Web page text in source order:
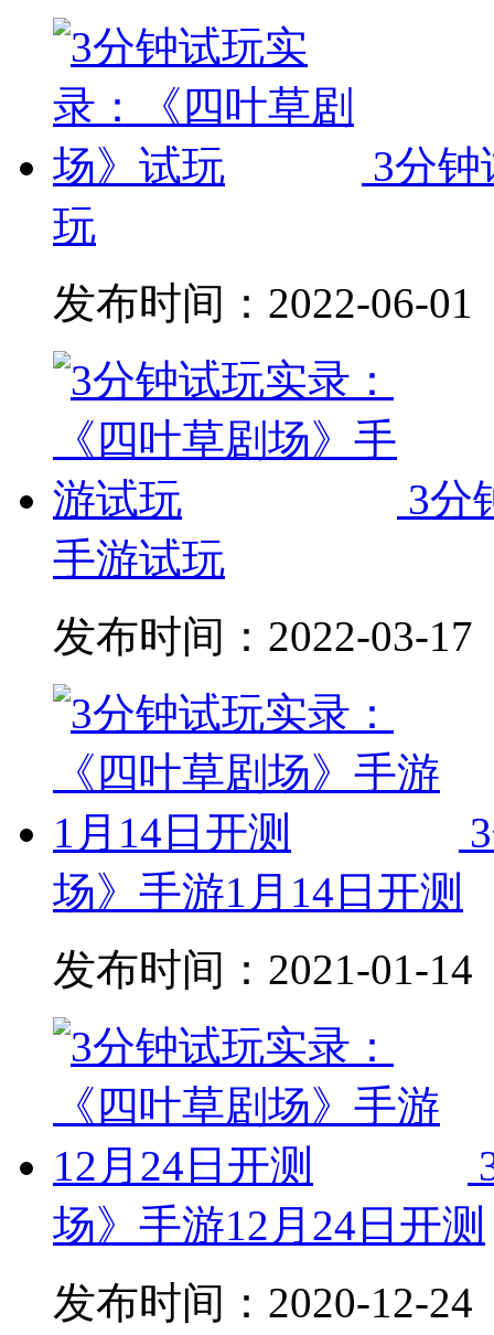
3分
玩
发布时间： 2022-06-01
3分
手游试玩
发布时间： 2022-03-17
场》手游1月14日开测
发布时间： 2021-01-14
场》手游12月24日开测
发布时间： 2020-12-24